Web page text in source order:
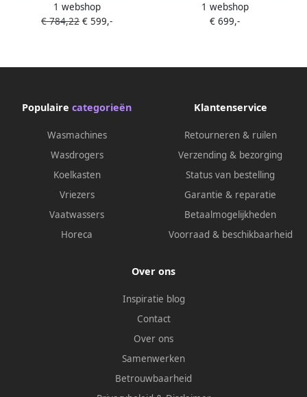
koel-vriescombinatie
Vrijstaand 308 l C
1 webshop
€ 784,22 € 599,-
Koel-vriescombinatie Wit
Energielabel C
1 webshop
€ 699,-
Populaire categorieën
Wasmachines
Wasdrogers
Koelkasten
Vriezers
Vaatwassers
Horeca
Klantenservice
Retourneren & ruilen
Verzending & bezorging
Status van bestelling
Garantie & reparatie
Betaalmogelijkheden
Voorraad & beschikbaarheid
Over ons
Inspiratie blog
Contact
Over ons
Samenwerken
Betrouwbaarheid